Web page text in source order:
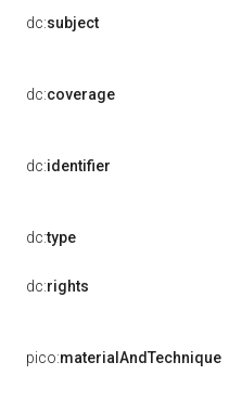
dc:subject
dc:coverage
dc:identifier
dc:type
dc:rights
pico:materialAndTechnique